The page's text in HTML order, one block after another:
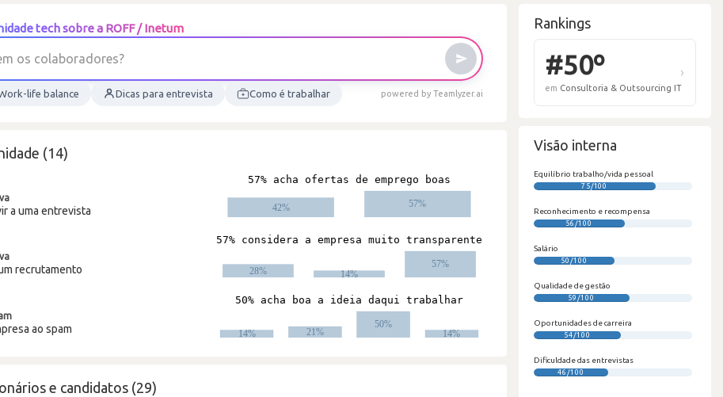
tech sobre a ROFF / Inetum
m os colaborad ores?
life balance Dicas para entrevista Como é trabalhar powered by Teamlyzer.ai
(14)
a uma entrevista
recrutamento
ao spam
e candidatos (29)
Rankings
Visão interna
Equilíbrio trabalho/vida pessoal
75/100
Reconhecimento e recompensa
56/100
Salário
50/100
Qualidade de gestão
59/100
Oportunidades de carreira
54/100
Dificuldade das entrevistas
46/100